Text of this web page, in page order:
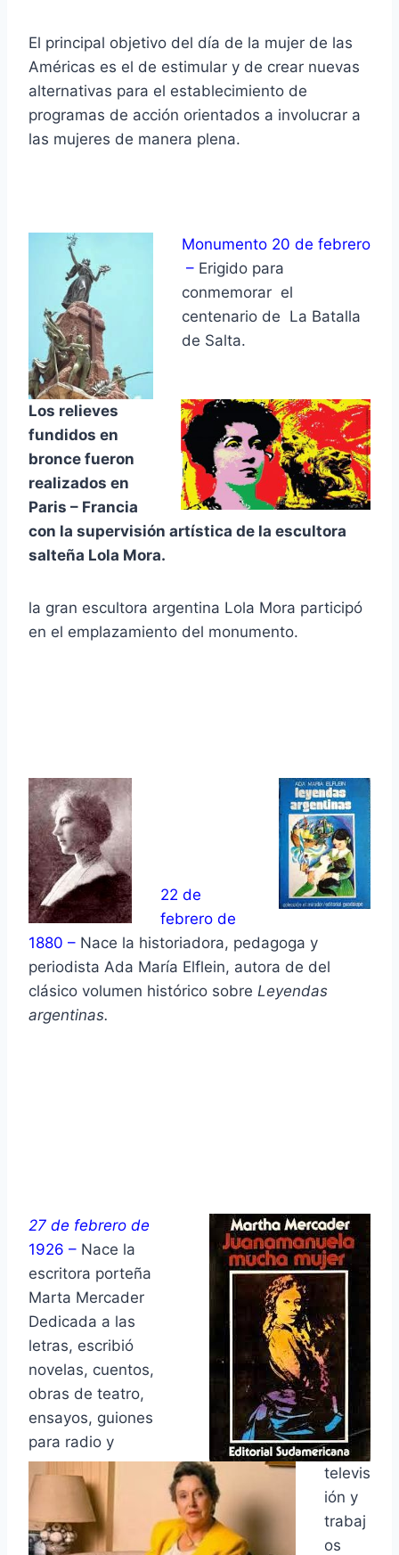
El principal objetivo del día de la mujer de las
Américas es el de estimular y de crear nuevas
alternativas para el establecimiento de
programas de acción orientados a involucrar a
las mujeres de manera plena.
Monumento 20 de febrero
– Erigido para
conmemorar el
centenario de La Batalla
de Salta.
Los relieves
fundidos en
bronce fueron
realizados en
Paris – Francia
con la supervisión artística de la escultora
salteña Lola Mora.
la gran escultora argentina Lola Mora participó
en el emplazamiento del monumento.
22 de
febrero de
1880 – Nace la historiadora, pedagoga y
periodista Ada María Elflein, autora de del
clásico volumen histórico sobre Leyendas
argentinas.
27 de febrero de
1926 – Nace la
escritora porteña
Marta Mercader
Dedicada a las
letras, escribió
novelas, cuentos,
obras de teatro,
ensayos, guiones
para radio y
televis
ión y
trabaj
os